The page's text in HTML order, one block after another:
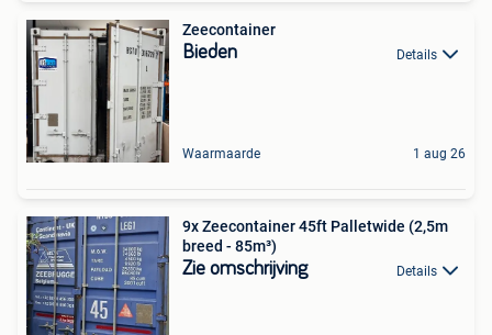
Zeecontainer
Bieden Details
Waarmaarde 1 aug 26
9x Zeecontainer 45ft Palletwide (2,5m
breed - 85m³)
Zie omschrijving Details